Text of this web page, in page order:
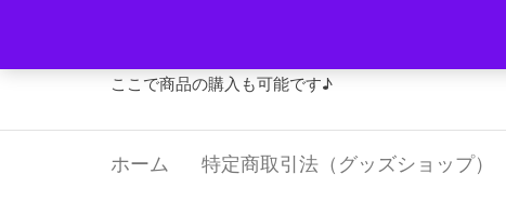
テ
ツ
ここで商品の購入も可能です♪
ホーム 特定商取引法（グッズショップ）